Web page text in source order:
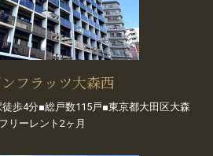
フラッツ大森西
歩4分■総戸数115戸■東京都大田区大森
リーレント2ヶ月